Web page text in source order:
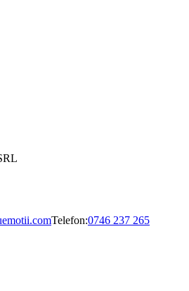
Telefon:0746 237 265